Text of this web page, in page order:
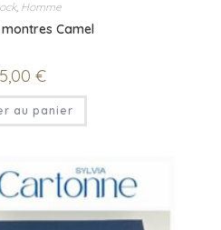
, Homme
Camel
€
au panier